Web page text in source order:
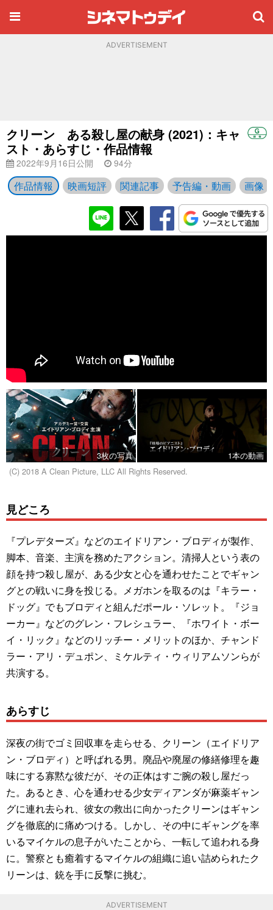
ADVERTISEMENT
クリーン ある殺し屋の献身 (2021)：キャ
スト・あらすじ・作品情報
2022年9月16日公開 94分
作品情報 映画短評 関連記事 予告編・動画 画像
3枚の写真
1本の動画
(C) 2018 A Clean Picture, LLC All Rights Reserved.
見どころ
『プレデターズ』などのエイドリアン・ブロディが製作、
脚本、音楽、主演を務めたアクション。清掃人という表の
顔を持つ殺し屋が、ある少女と心を通わせたことでギャン
グとの戦いに身を投じる。メガホンを取るのは『キラー・
ドッグ』でもブロディと組んだポール・ソレット。『ジョ
ーカー』などのグレン・フレシュラー、『ホワイト・ボー
イ・リック』などのリッチー・メリットのほか、チャンド
ラー・アリ・デュポン、ミケルティ・ウィリアムソンらが
共演する。
あらすじ
深夜の街でゴミ回収車を走らせる、クリーン（エイドリア
ン・ブロディ）と呼ばれる男。廃品や廃屋の修繕修理を趣
味にする寡黙な彼だが、その正体はすご腕の殺し屋だっ
た。あるとき、心を通わせる少女ディアンダが麻薬ギャン
グに連れ去られ、彼女の救出に向かったクリーンはギャン
グを徹底的に痛めつける。しかし、その中にギャングを率
いるマイケルの息子がいたことから、一転して追われる身
に。警察とも癒着するマイケルの組織に追い詰められたク
リーンは、銃を手に反撃に挑む。
ADVERTISEMENT